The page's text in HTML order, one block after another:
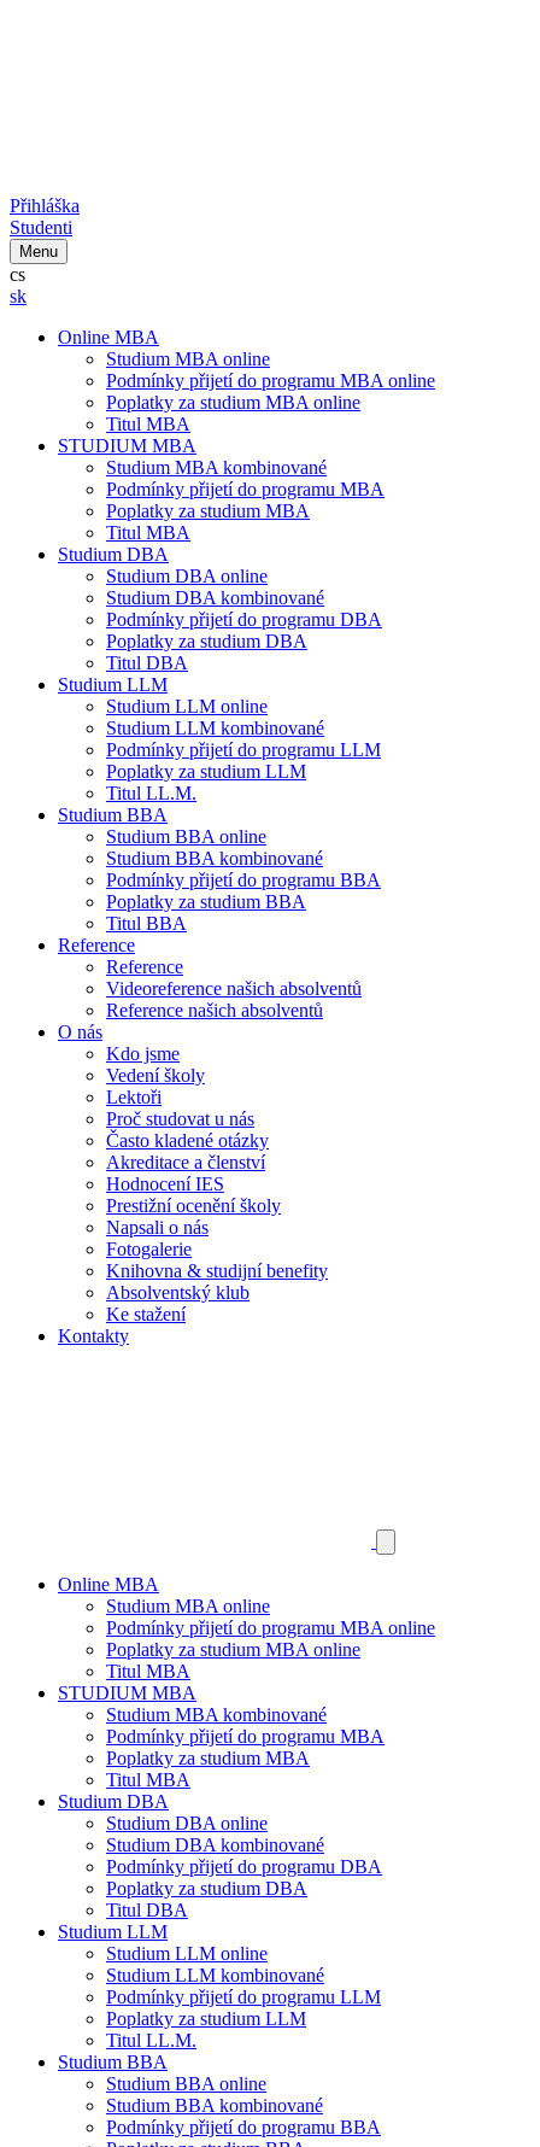
Přihláška
Studenti
Menu
cs
sk
Online MBA
Studium MBA online
Podmínky přijetí do programu MBA online
Poplatky za studium MBA online
Titul MBA
STUDIUM MBA
Studium MBA kombinované
Podmínky přijetí do programu MBA
Poplatky za studium MBA
Titul MBA
Studium DBA
Studium DBA online
Studium DBA kombinované
Podmínky přijetí do programu DBA
Poplatky za studium DBA
Titul DBA
Studium LLM
Studium LLM online
Studium LLM kombinované
Podmínky přijetí do programu LLM
Poplatky za studium LLM
Titul LL.M.
Studium BBA
Studium BBA online
Studium BBA kombinované
Podmínky přijetí do programu BBA
Poplatky za studium BBA
Titul BBA
Reference
Reference
Videoreference našich absolventů
Reference našich absolventů
O nás
Kdo jsme
Vedení školy
Lektoři
Proč studovat u nás
Často kladené otázky
Akreditace a členství
Hodnocení IES
Prestižní ocenění školy
Napsali o nás
Fotogalerie
Knihovna & studijní benefity
Absolventský klub
Ke stažení
Kontakty
Online MBA
Studium MBA online
Podmínky přijetí do programu MBA online
Poplatky za studium MBA online
Titul MBA
STUDIUM MBA
Studium MBA kombinované
Podmínky přijetí do programu MBA
Poplatky za studium MBA
Titul MBA
Studium DBA
Studium DBA online
Studium DBA kombinované
Podmínky přijetí do programu DBA
Poplatky za studium DBA
Titul DBA
Studium LLM
Studium LLM online
Studium LLM kombinované
Podmínky přijetí do programu LLM
Poplatky za studium LLM
Titul LL.M.
Studium BBA
Studium BBA online
Studium BBA kombinované
Podmínky přijetí do programu BBA